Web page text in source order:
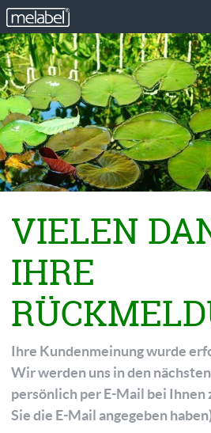
VIELEN
IHRE
Ihre Kundenmeinung wurde
Wir werden uns in den
persönlich per E-Mail bei
Sie die E-Mail angegeben